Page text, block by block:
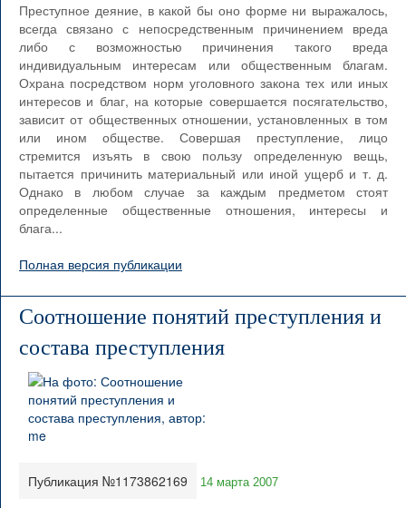
Преступное деяние, в какой бы оно форме ни выражалось,
всегда связано с непосредственным причинением вреда
либо с возможностью причинения такого вреда
индивидуальным интересам или общественным благам.
Охрана посредством норм уголовного закона тех или иных
интересов и благ, на которые совершается посягательство,
зависит от общественных отношении, установленных в том
или ином обществе. Совершая преступление, лицо
стремится изъять в свою пользу определенную вещь,
пытается причинить материальный или иной ущерб и т. д.
Однако в любом случае за каждым предметом стоят
определенные общественные отношения, интересы и
блага...
Полная версия публикации
Соотношение понятий преступления и
состава преступления
Публикация №1173862169 14 марта 2007